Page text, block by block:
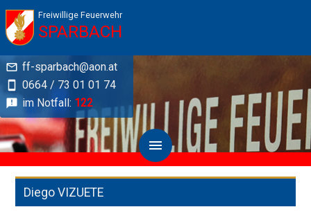
Freiwillige Feuerwehr
SPARBACH
ff-sparbach@aon.at
0664 / 73 01 01 74
im Notfall: 122
Diego VIZUETE